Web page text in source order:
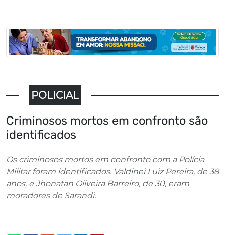
POLICIAL
Criminosos mortos em confronto são
identificados
Os criminosos mortos em confronto com a Polícia
Militar foram identificados. Valdinei Luiz Pereira, de 38
anos, e Jhonatan Oliveira Barreiro, de 30, eram
moradores de Sarandi.